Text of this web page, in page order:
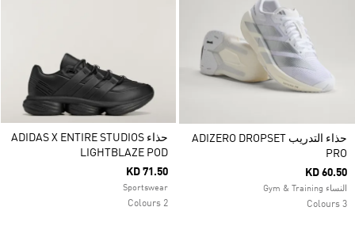
حذاء التدريب ADIZERO DROPSET
PRO
KD 60.50
النساء Gym & Training
3 Colours
حذاء ADIDAS X ENTIRE STUDIOS
LIGHTBLAZE POD
KD 71.50
Sportswear
2 Colours